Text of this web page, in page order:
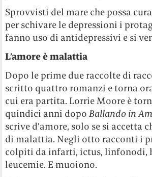
Sprovvisti del mare che possa
per schivare le depressioni i
fanno uso di antidepressivi e si
L’amore è malattia
Dopo le prime due raccolte di
scritto quattro romanzi e torna
cui era partita. Lorrie Moore è
quindici anni dopoBallando in
scrive d’amore, solo se si accetta
di malattia. Negli otto racconti i
colpiti da infarti, ictus, linfonodi,
leucemie. E muoiono.